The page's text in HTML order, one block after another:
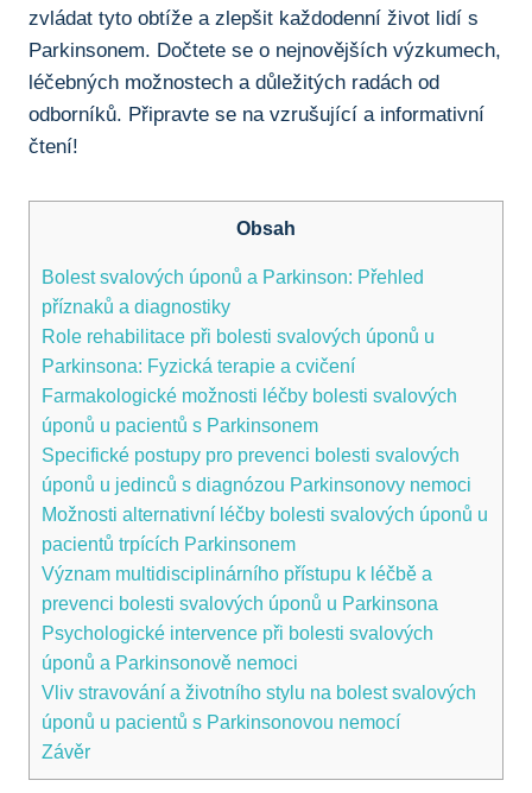
zvládat‍ tyto obtíže a​ zlepšit každodenní‌ život lidí ⁣s
Parkinsonem. Dočtete ​se o nejnovějších výzkumech,
léčebných možnostech a⁤ důležitých⁤ radách​ od​
odborníků. Připravte se na⁣ vzrušující ​a‍ informativní
čtení!
Obsah
Bolest svalových úponů‌ a Parkinson: Přehled
příznaků a⁢ diagnostiky
Role rehabilitace ‌při bolesti svalových úponů ‍u
Parkinsona: ‍Fyzická terapie a cvičení
Farmakologické možnosti léčby ‍bolesti svalových
úponů u ⁢pacientů ⁢s ⁤Parkinsonem
Specifické postupy pro prevenci bolesti svalových
úponů u ‌jedinců s diagnózou Parkinsonovy nemoci
Možnosti ⁣alternativní léčby bolesti⁢ svalových úponů u
pacientů trpících Parkinsonem
Význam multidisciplinárního⁤ přístupu k léčbě a
prevenci bolesti svalových úponů u Parkinsona
Psychologické intervence⁣ při bolesti svalových
⁣úponů ​a ​Parkinsonově nemoci
Vliv stravování⁢ a životního stylu na bolest ⁢svalových
úponů ⁣u ⁢pacientů s Parkinsonovou nemocí
Závěr